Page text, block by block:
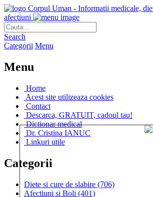
Corpul Uman - Informatii medicale,
afectiuni
Search
Categorii Menu
Menu
Home
Acest site utilizeaza cookies
Contact
Descarca, GRATUIT, cadoul tau!
Dictionar medical
Dr. Cristina IANUC
Linkuri utile
Categorii
Diete si cure de slabire (706)
Afectiuni si Boli (401)